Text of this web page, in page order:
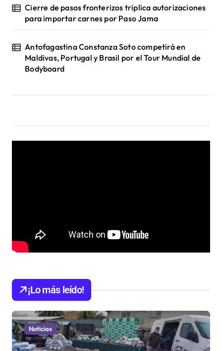
Cierre de pasos fronterizos triplica autorizaciones
para importar carnes por Paso Jama
Antofagastina Constanza Soto competirá en
Maldivas, Portugal y Brasil por el Tour Mundial de
Bodyboard
¡Lo más leído!
Noticias